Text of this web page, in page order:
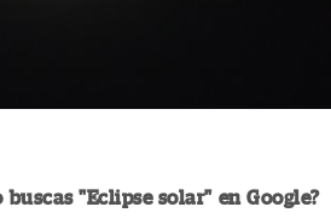
buscas "Eclipse solar" en Google?